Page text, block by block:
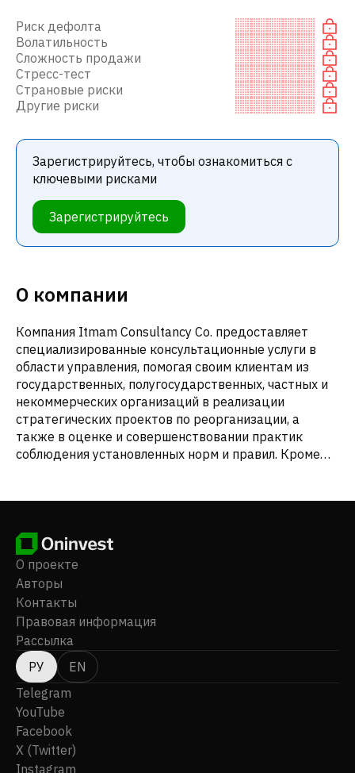
Риск дефолта
Волатильность
Сложность продажи
Стресс-тест
Страновые риски
Другие риски
Зарегистрируйтесь, чтобы ознакомиться с
ключевыми рисками
Зарегистрируйтесь
О компании
Компания Itmam Consultancy Co. предоставляет
специализированные консультационные услуги в
области управления, помогая своим клиентам из
государственных, полугосударственных, частных и
некоммерческих организаций в реализации
стратегических проектов по реорганизации, а
также в оценке и совершенствовании практик
соблюдения установленных норм и правил. Кроме
как стратегических, так и операционных проектов
О проекте
Авторы
Контакты
Правовая информация
Рассылка
РУ
EN
Telegram
YouTube
Facebook
X (Twitter)
Instagram